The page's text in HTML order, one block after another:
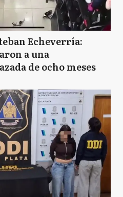
Echeverría:
a una
de ocho meses